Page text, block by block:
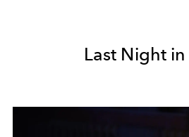
Last Night